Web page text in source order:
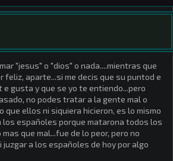
"jesus" o "dios" o nada....mientras que
feliz, aparte...si me decis que su puntod e
gusta y que se yo te entiendo...pero
no podes tratar a la gente mal o
que ellos ni siquiera hicieron, es lo mismo
los españoles porque matarona todos los
que mal...fue de lo peor, pero no
juzgar a los españoles de hoy por algo